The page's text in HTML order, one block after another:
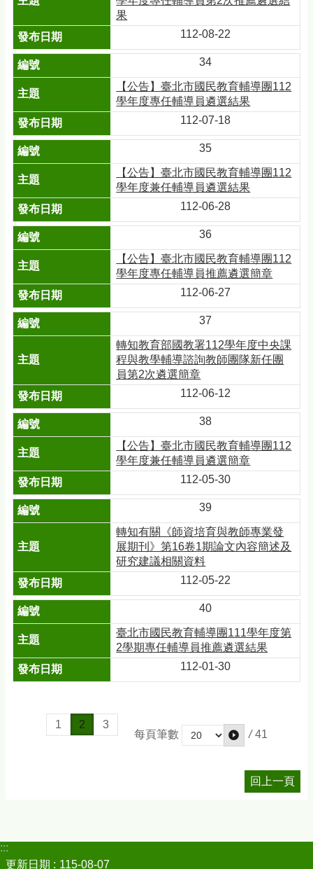
果
112-08-22
34
【公告】臺北市國民教育輔導團112
學年度專任輔導員遴選結果
112-07-18
35
【公告】臺北市國民教育輔導團112
學年度兼任輔導員遴選結果
112-06-28
36
【公告】臺北市國民教育輔導團112
學年度專任輔導員推薦遴選簡章
112-06-27
37
轉知教育部國教署112學年度中央課
程與教學輔導諮詢教師團隊新任團
員第2次遴選簡章
112-06-12
38
【公告】臺北市國民教育輔導團112
學年度兼任輔導員遴選簡章
112-05-30
39
轉知有關《師資培育與教師專業發
展期刊》第16卷1期論文內容簡述及
研究建議相關資料
112-05-22
40
臺北市國民教育輔導團111學年度第
2學期專任輔導員推薦遴選結果
112-01-30
1 2
3
每頁筆數
/ 41
回上一頁
:::
更新日期
115-08-07